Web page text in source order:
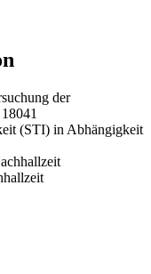
der
(STI) in Abhängigkeit